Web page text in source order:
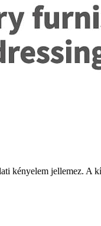
kényelem jellemez. A